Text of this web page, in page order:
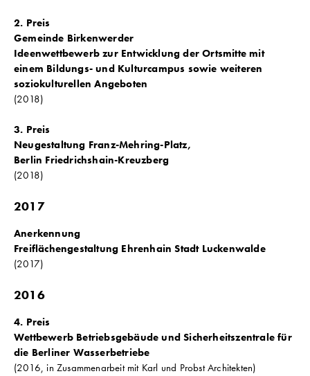
2. Preis
Gemeinde Birkenwerder
Ideenwettbewerb zur Entwicklung der Ortsmitte mit
einem Bildungs-und Kulturcampus sowie weiteren
soziokulturellen Angeboten
(2018)
3. Preis
Neugestaltung Franz-Mehring-Platz,
Berlin Friedrichshain-Kreuzberg
(2018)
2017
Anerkennung
Freiflächengestaltung Ehrenhain Stadt Luckenwalde
(2017)
2016
4. Preis
Wettbewerb Betriebsgebäude und Sicherheitszentrale für
die Berliner Wasserbetriebe
(2016, in Zusammenarbeit mit Karl und Probst Architekten)